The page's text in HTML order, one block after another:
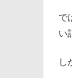
で
い
し